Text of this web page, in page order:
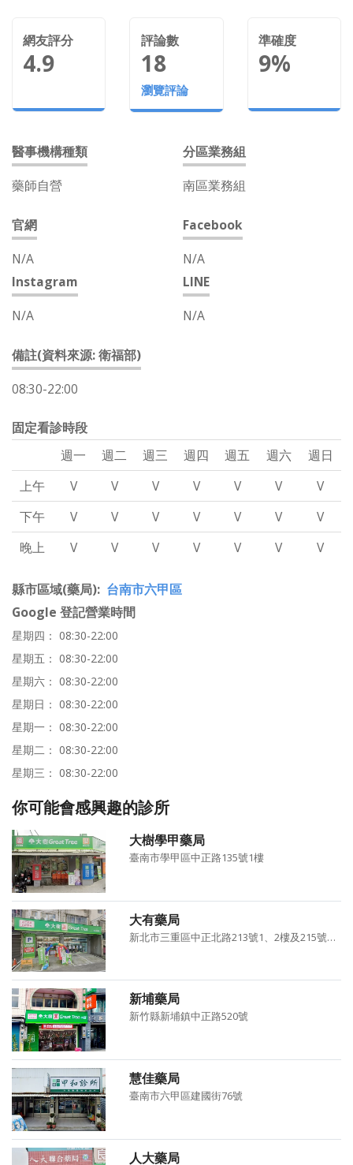
網友評分
4.9
評論數
18
瀏覽評論
準確度
9%
醫事機構種類
藥師自營
分區業務組
南區業務組
官網
N/A
Facebook
N/A
Instagram
N/A
LINE
N/A
備註(資料來源: 衛福部)
08:30-22:00
固定看診時段
週一
週二 週三 週四 週五 週六
週日
上午
V V V V V V
V
下午
V V V V V V
V
晚上
V V V V V V V
縣市區域(藥局) 台南市六甲區
Google 登記營業時間
星期四： 08:30-22:00
星期五： 08:30-22:00
星期六： 08:30-22:00
星期日： 08:30-22:00
星期一： 08:30-22:00
星期二： 08:30-22:00
星期三： 08:30-22:00
你可能會感興趣的診所
大樹學甲藥局
臺南市學甲區中正路135號1樓
大有藥局
新北市三重區中正北路213號1、2樓及215號1、2樓
新埔藥局
新竹縣新埔鎮中正路520號
慧佳藥局
臺南市六甲區建國街76號
人大藥局